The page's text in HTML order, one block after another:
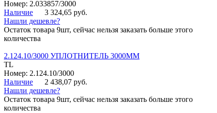
Номер: 2.033857/3000
Наличие
3 324,65 руб.
Нашли дешевле?
Остаток товара 9шт, сейчас нельзя заказать больше этого
количества
2.124.10/3000 УПЛОТНИТЕЛЬ 3000ММ
TL
Номер: 2.124.10/3000
Наличие
2 438,07 руб.
Нашли дешевле?
Остаток товара 9шт, сейчас нельзя заказать больше этого
количества